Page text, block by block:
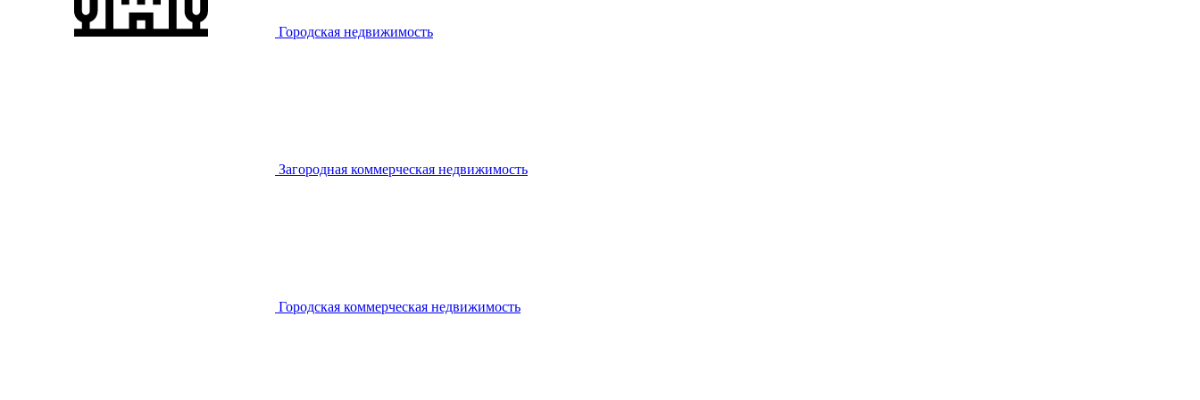
Городская недвижимость
Загородная коммерческая недвижимость
Городская коммерческая недвижимость